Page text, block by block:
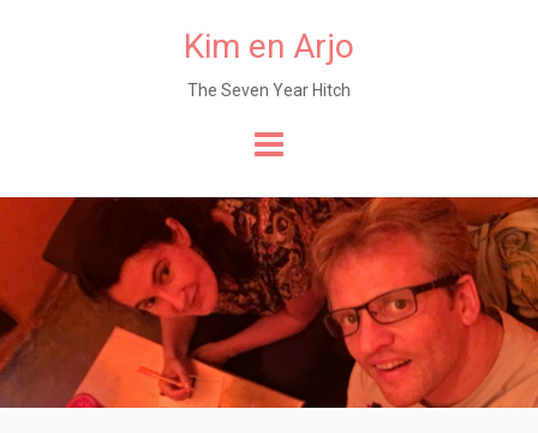
Kim en Arjo
The Seven Year Hitch
content